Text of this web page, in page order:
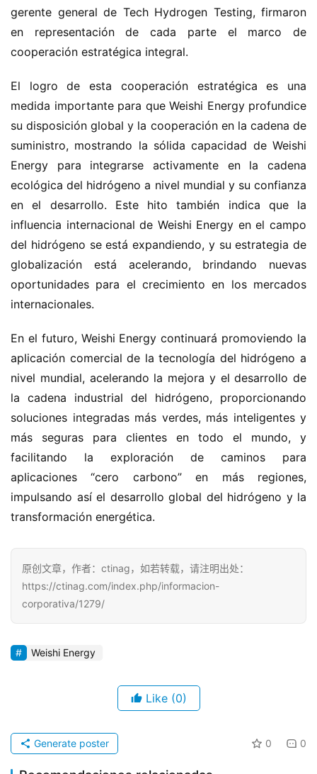
i
d
n
u
e
v
a
e
r
g
í
a
gerente general de Tech Hydrogen Testing, firmaron
en representación de cada parte el marco de
cooperación estratégica integral.
El logro de esta cooperación estratégica es una
medida importante para que Weishi Energy profundice
su disposición global y la cooperación en la cadena de
suministro, mostrando la sólida capacidad de Weishi
Energy para integrarse activamente en la cadena
ecológica del hidrógeno a nivel mundial y su confianza
en el desarrollo. Este hito también indica que la
influencia internacional de Weishi Energy en el campo
del hidrógeno se está expandiendo, y su estrategia de
globalización está acelerando, brindando nuevas
oportunidades para el crecimiento en los mercados
internacionales.
En el futuro, Weishi Energy continuará promoviendo la
aplicación comercial de la tecnología del hidrógeno a
nivel mundial, acelerando la mejora y el desarrollo de
la cadena industrial del hidrógeno, proporcionando
soluciones integradas más verdes, más inteligentes y
más seguras para clientes en todo el mundo, y
facilitando la exploración de caminos para
aplicaciones “cero carbono” en más regiones,
impulsando así el desarrollo global del hidrógeno y la
transformación energética.
原创文章，作者：ctinag，如若转载，请注明出处：
https://ctinag.com/index.php/informacion-
corporativa/1279/
Weishi Energy
Like (0)
0 0
Generate poster